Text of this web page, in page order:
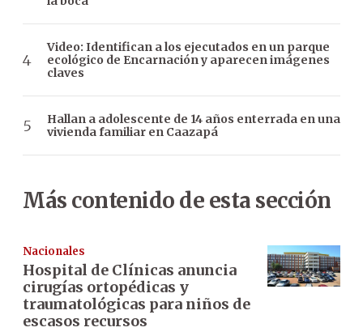
Video: Identifican a los ejecutados en un parque
ecológico de Encarnación y aparecen imágenes
claves
Hallan a adolescente de 14 años enterrada en una
vivienda familiar en Caazapá
Más contenido de esta sección
Nacionales
Hospital de Clínicas anuncia
cirugías ortopédicas y
traumatológicas para niños de
escasos recursos